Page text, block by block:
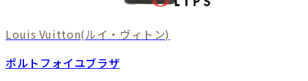
Louis Vuitton(ルイ・ヴィトン)
ポルトフォイユブラザ